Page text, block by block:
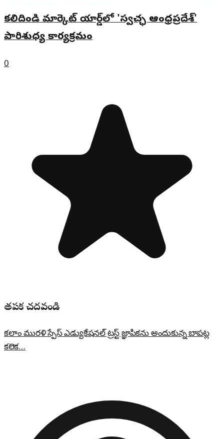
కలిదిండి మార్కెట్ యార్డ్‌లో 'స్వచ్ఛ ఆంధ్రప్రదేశ్'
పారిశుధ్య కార్యక్రమం
0
తప్పక చదవండి
కలాం మురళి స్పేస్ ఎడ్యుకేషనల్ ట్రస్ట్ జ్ఞాపికను అందుకున్న బాపట్ల
కలెక…